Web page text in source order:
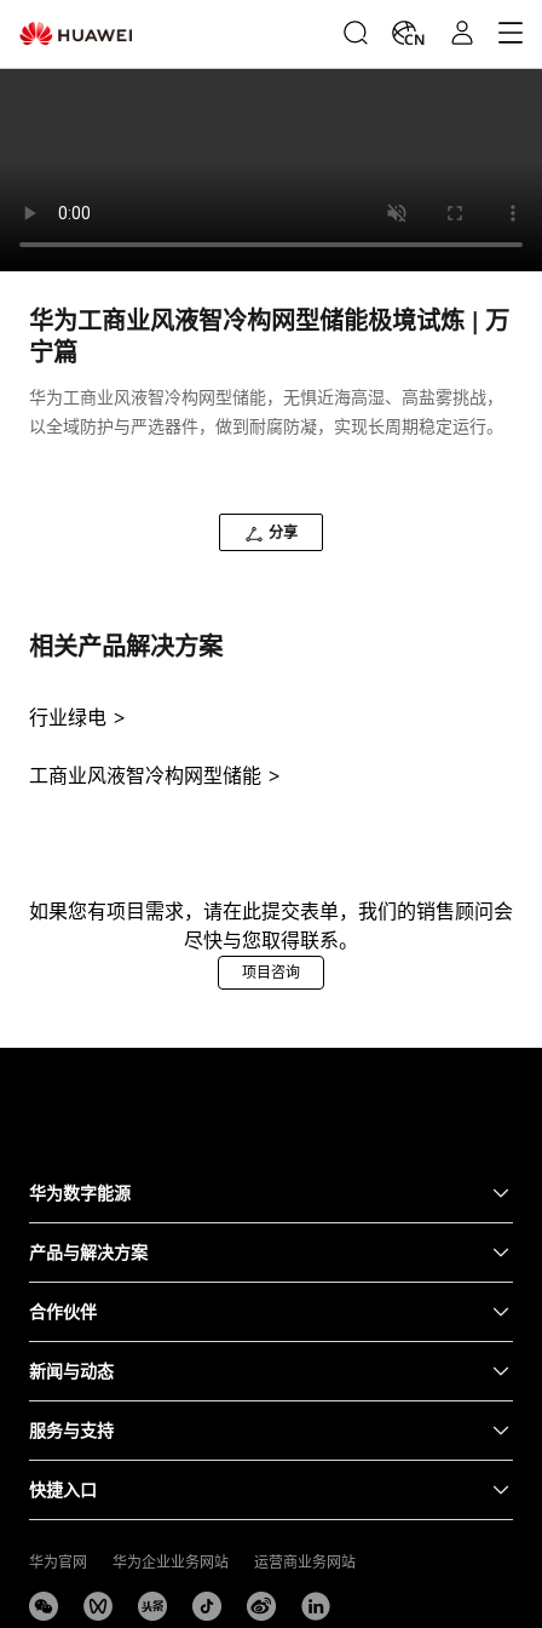
CN
华为工商业风液智冷构网型储能极境试炼 | 万
宁篇
华为工商业风液智冷构网型储能，无惧近海高湿、高盐雾挑战，
以全域防护与严选器件，做到耐腐防凝，实现长周期稳定运行。
分享
相关产品解决方案
行业绿电
工商业风液智冷构网型储能
如果您有项目需求，请在此提交表单，我们的销售顾问会
尽快与您取得联系。
项目咨询
华为数字能源
产品与解决方案
合作伙伴
新闻与动态
服务与支持
快捷入口
华为官网 华为企业业务网站 运营商业务网站